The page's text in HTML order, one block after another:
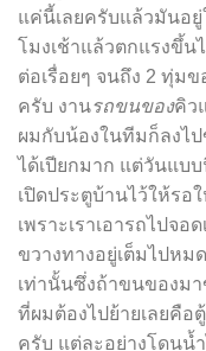
แค่นี้เลยครับแล้วมันอ
โมงเช้าแล้วตกแรงขึ้น
ต่อเรื่อยๆ จนถึง 2 ทุ่มข
ครับ งานรถขนของคิว
ผมกับน้องในทีมก็ลงไ
ได้เปียกมาก แต่วันแบ
เปิดประตูบ้านไว้ให้รอ
เพราะเราเอารถไปจ
ขวางทางอยู่เต็มไปห
เท่านั้นซึ่งถ้าขนของม
ที่ผมต้องไปย้ายเลยคือ
ครับ แต่ละอย่างโดนน้